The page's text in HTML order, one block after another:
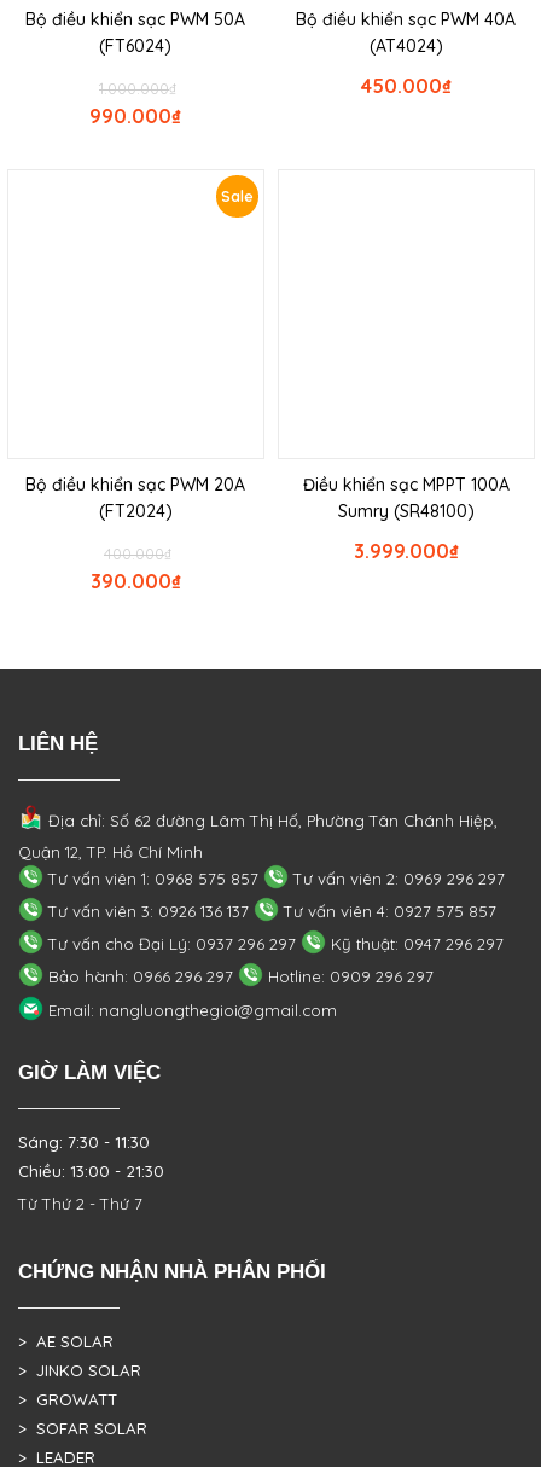
Bộ điều khiển sạc PWM 50A
(FT6024)
₫
1.000.000
₫
990.000
Bộ điều khiển sạc PWM 40A
(AT4024)
₫
450.000
Sale
Bộ điều khiển sạc PWM 20A
(FT2024)
₫
400.000
₫
390.000
Điều khiển sạc MPPT 100A
Sumry (SR48100)
₫
3.999.000
LIÊN HỆ
Địa chỉ: Số 62 đường Lâm Thị Hố, PhườngTân Chánh Hiệp,
Quận 12, TP. Hồ Chí Minh
Tư vấn viên 1: 0968 575 857
Tư vấn viên 2: 0969 296 297
Tư vấn viên 3: 0926 136 137
Tư vấn viên 4: 0927 575 857
Tư vấn cho Đại Lý: 0937 296 297
Kỹ thuật: 0947 296 297
Bảo hành: 0966 296 297
Hotline: 0909 296 297
Email: nangluongthegioi@gmail.com
GIỜ LÀM VIỆC
Sáng: 7:30 - 11:30
Chiều: 13:00 - 21:30
Từ Thứ 2 - Thứ 7
CHỨNG NHẬN NHÀ PHÂN PHỐI
> AE SOLAR
> JINKO SOLAR
> GROWATT
> SOFAR SOLAR
> LEADER